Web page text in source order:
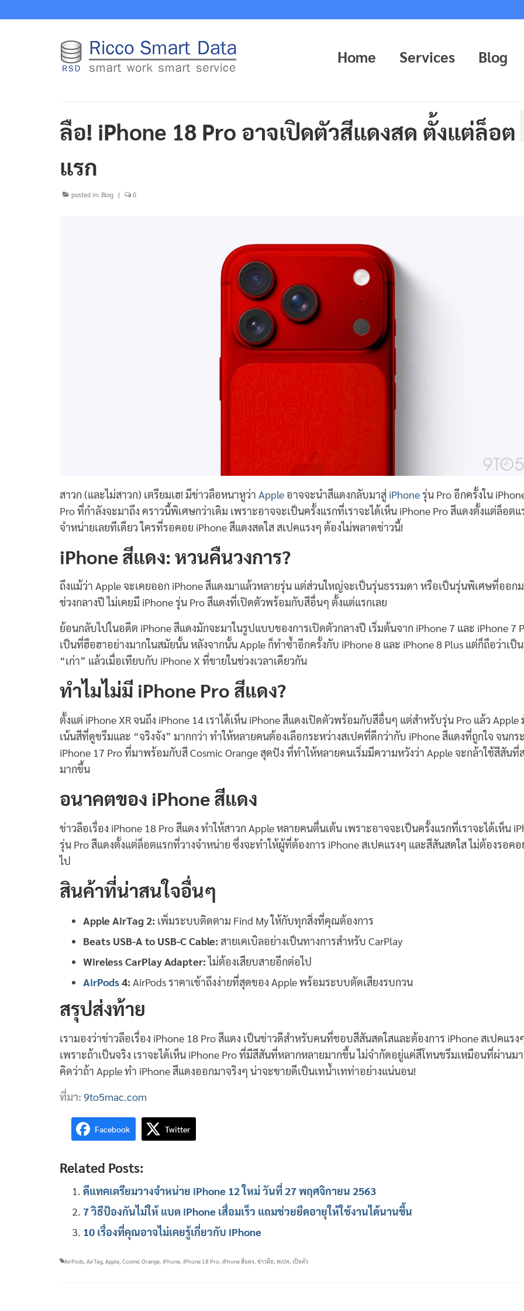
Home Services Blog
ลือ! iPhone 18 Pro อาจเปิดตัวสีแดงสด ตั้งแต่ล็อต
แรก
posted in: Blog | 0
สาวก (และไม่สาวก) เตรียมเฮ! มีข่าวลือหนาหูว่า Apple อาจจะนำสีแดงกลับมาสู่ iPhoneรุ่น Pro อีกครั้งใน
Pro ที่กำลังจะมาถึง คราวนี้พิเศษกว่าเดิม เพราะอาจจะเป็นครั้งแรกที่เราจะได้เห็น iPhone Pro สีแดงตั้งแต่ล็อตแ
จำหน่ายเลยทีเดียว ใครที่รอคอย iPhone สีแดงสดใส สเปคแรงๆ ต้องไม่พลาดข่าวนี้!
iPhone สีแดง: หวนคืนวงการ?
ถึงแม้ว่า Apple จะเคยออก iPhone สีแดงมาแล้วหลายรุ่น แต่ส่วนใหญ่จะเป็นรุ่นธรรมดา หรือเป็นรุ่นพิเศษที่ออก
ช่วงกลางปี ไม่เคยมี iPhone รุ่น Pro สีแดงที่เปิดตัวพร้อมกับสีอื่นๆ ตั้งแต่แรกเลย
ย้อนกลับไปในอดีต iPhone สีแดงมักจะมาในรูปแบบของการเปิดตัวกลางปี เริ่มต้นจาก iPhone 7 และ iPhone 7
เป็นที่ฮือฮาอย่างมากในสมัยนั้น หลังจากนั้น Apple ก็ทำซ้ำอีกครั้งกับ iPhone 8 และ iPhone 8 Plus แต่ก็ถือว่าเป็
“เก่า” แล้วเมื่อเทียบกับ iPhone X ที่ขายในช่วงเวลาเดียวกัน
ทำไมไม่มี iPhone Pro สีแดง?
ตั้งแต่ iPhone XR จนถึง iPhone 14 เราได้เห็น iPhone สีแดงเปิดตัวพร้อมกับสีอื่นๆ แต่สำหรับรุ่น Pro แล้ว Apple
เน้นสีที่ดูขรึมและ “จริงจัง” มากกว่า ทำให้หลายคนต้องเลือกระหว่างสเปคที่ดีกว่ากับ iPhone สีแดงที่ถูกใจ จนกร
iPhone 17 Pro ที่มาพร้อมกับสี Cosmic Orange สุดปัง ที่ทำให้หลายคนเริ่มมีความหวังว่า Apple จะกล้าใช้สีสันที่
มากขึ้น
อนาคตของ iPhone สีแดง
ข่าวลือเรื่อง iPhone 18 Pro สีแดง ทำให้สาวก Apple หลายคนตื่นเต้น เพราะอาจจะเป็นครั้งแรกที่เราจะได้เห็น
รุ่น Pro สีแดงตั้งแต่ล็อตแรกที่วางจำหน่าย ซึ่งจะทำให้ผู้ที่ต้องการ iPhone สเปคแรงๆ และสีสันสดใส ไม่ต้องรอค
ไป
สินค้าที่น่าสนใจอื่นๆ
Apple AirTag 2: เพิ่มระบบติดตาม Find My ให้กับทุกสิ่งที่คุณต้องการ
Beats USB-A to USB-C Cable: สายเคเบิลอย่างเป็นทางการสำหรับ CarPlay
Wireless CarPlay Adapter:ไม่ต้องเสียบสายอีกต่อไป
AirPods4: AirPods ราคาเข้าถึงง่ายที่สุดของ Apple พร้อมระบบตัดเสียงรบกวน
สรุปส่งท้าย
เรามองว่าข่าวลือเรื่อง iPhone 18 Pro สีแดง เป็นข่าวดีสำหรับคนที่ชอบสีสันสดใสและต้องการ iPhone สเปคแรง
เพราะถ้าเป็นจริง เราจะได้เห็น iPhone Pro ที่มีสีสันที่หลากหลายมากขึ้น ไม่จำกัดอยู่แค่สีโทนขรึมเหมือนที่ผ่านม
คิดว่าถ้า Apple ทำ iPhone สีแดงออกมาจริงๆ น่าจะขายดีเป็นเทน้ำเทท่าอย่างแน่นอน!
ที่มา: 9to5mac.com
Facebook Twitter
Related Posts:
ดีแทคเตรียมวางจำหน่าย iPhone 12 ใหม่ วันที่ 27 พฤศจิกายน 2563
7 วิธีป้องกันไม่ให้ แบต iPhone เสื่อมเร็ว แถมช่วยยืดอายุให้ใช้งานได้นานขึ้น
10 เรื่องที่คุณอาจไม่เคยรู้เกี่ยวกับ iPhone
AirPods AirTag Apple Cosmic Orange iPhone iPhone 18 Pro iPhone สีแดง ข่าวลือ สเปค เปิดตัว